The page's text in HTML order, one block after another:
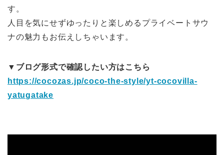
す。
人目を気にせずゆったりと楽しめるプライベートサウ
ナの魅力もお伝えしちゃいます。
▼ブログ形式で確認したい方はこちら
https://cocozas.jp/coco-the-style/yt-cocovilla-
yatugatake